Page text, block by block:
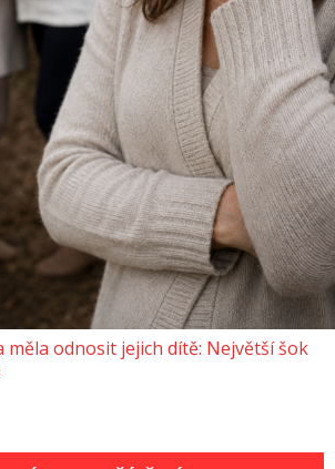
měla odnosit jejich dítě: Největší šok